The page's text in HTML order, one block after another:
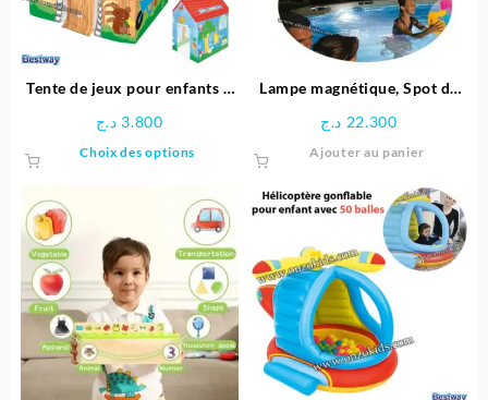
Tente de jeux pour enfants –
3.800 د.ج
Choix des options
plusieurs
variations.
Les
options
peuvent
être
choisies
Lampe magnétique, Spot de
22.300 د.ج
Ajouter au panier